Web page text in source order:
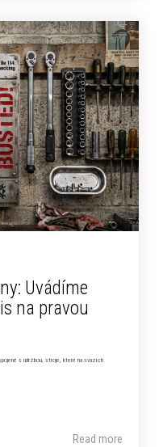
Uvádíme
na pravou
s údržbou, stroje, které na svazích
Read more